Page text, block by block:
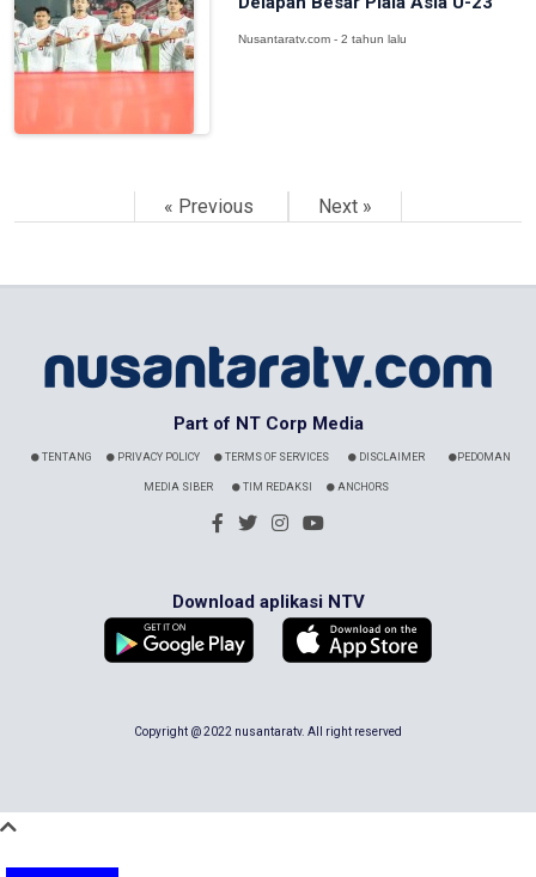
Nusantaratv.com - 2 tahun lalu
« Previous Next »
Part of NT Corp Media
TENTANG PRIVACY POLICY TERMS OF SERVICES DISCLAIMER PEDOMAN
MEDIA SIBER TIM REDAKSI ANCHORS
Download aplikasi NTV
Copyright @ 2022 nusantaratv. All right reserved